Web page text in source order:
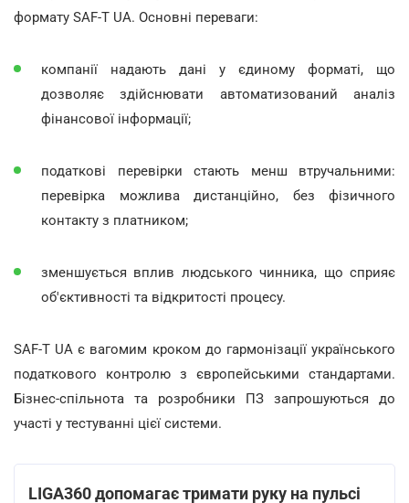
формату SAF-T UA. Основні переваги:
компанії надають дані у єдиному форматі, що
дозволяє здійснювати автоматизований аналіз
фінансової інформації;
податкові перевірки стають менш втручальними:
перевірка можлива дистанційно, без фізичного
контакту з платником;
зменшується вплив людського чинника, що сприяє
об'єктивності та відкритості процесу.
SAF-T UA є вагомим кроком до гармонізації українського
податкового контролю з європейськими стандартами.
Бізнес-спільнота та розробники ПЗ запрошуються до
участі у тестуванні цієї системи.
LIGA360 допомагає тримати руку на пульсі